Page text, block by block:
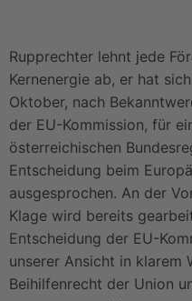
Rupprechter lehnt jede
Kernenergie ab, er hat
Oktober, nach
der EU-Kommission, für
österreichischen
Entscheidung beim
ausgesprochen. An der
Klage wird bereits
Entscheidung der EU-
unserer Ansicht in klarem
Beihilfenrecht der Union